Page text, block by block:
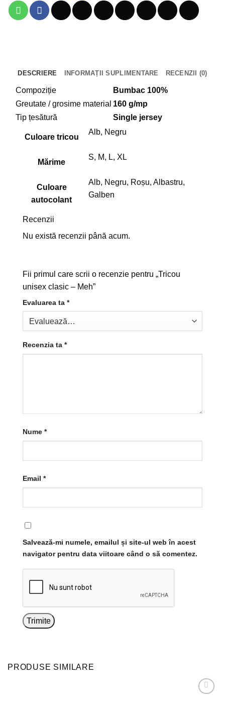
DESCRIERE INFORMAȚII SUPLIMENTARE RECENZII (0)
Compoziție
Bumbac 100%
Greutate / grosime material 160 g/mp
Tip țesătură
Single jersey
Culoare tricou
Alb, Negru
Mărime
S, M, L, XL
Culoare
autocolant
Alb, Negru, Roșu, Albastru,
Galben
Recenzii
Nu există recenzii până acum.
Fii primul care scrii o recenzie pentru „Tricou
unisex clasic – Meh”
Evaluarea ta *
Recenzia ta *
Nume *
Email *
Salvează-mi numele, emailul și site-ul web în acest
navigator pentru data viitoare când o să comentez.
PRODUSE SIMILARE